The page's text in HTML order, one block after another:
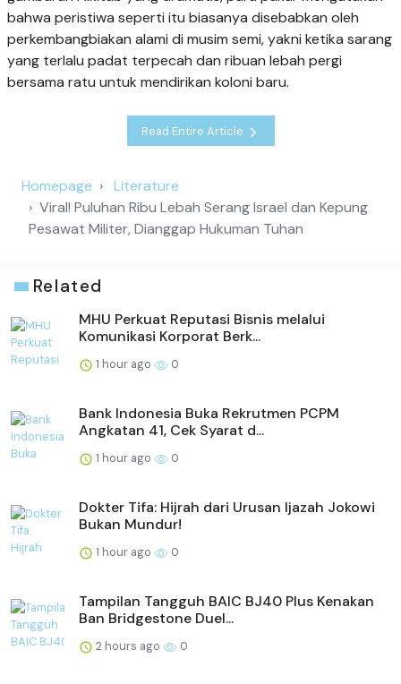
bahwa peristiwa seperti itu biasanya disebabkan oleh
perkembangbiakan alami di musim semi, yakni ketika sarang
yang terlalu padat terpecah dan ribuan lebah pergi
bersama ratu untuk mendirikan koloni baru.
Read Entire Article
Homepage
Literature
Viral! Puluhan Ribu Lebah Serang Israel dan Kepung
Pesawat Militer, Dianggap Hukuman Tuhan
Related
MHU Perkuat Reputasi Bisnis melalui
Komunikasi Korporat Berk...
1 hour ago 0
Bank Indonesia Buka Rekrutmen PCPM
Angkatan 41, Cek Syarat d...
1 hour ago 0
Dokter Tifa: Hijrah dari Urusan Ijazah Jokowi
Bukan Mundur!
1 hour ago 0
Tampilan Tangguh BAIC BJ40 Plus Kenakan
Ban Bridgestone Duel...
2 hours ago 0